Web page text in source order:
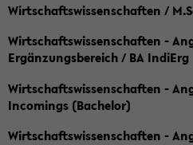
Wirtschaftswissenschaften /
Wirtschaftswissenschaften -
Ergänzungsbereich / BA IndiErg
Wirtschaftswissenschaften -
Incomings (Bachelor)
Wirtschaftswissenschaften -